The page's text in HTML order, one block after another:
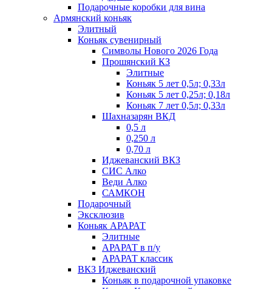
Подарочные коробки для вина
Армянский коньяк
Элитный
Коньяк сувенирный
Символы Нового 2026 Года
Прошянский КЗ
Элитные
Коньяк 5 лет 0,5л; 0,33л
Коньяк 5 лет 0,25л; 0,18л
Коньяк 7 лет 0,5л; 0,33л
Шахназарян ВКД
0,5 л
0,250 л
0,70 л
Иджеванский ВКЗ
СИС Алко
Веди Алко
САМКОН
Подарочный
Эксклюзив
Коньяк АРАРАТ
Элитные
АРАРАТ в п/у
АРАРАТ классик
ВКЗ Иджеванский
Коньяк в подарочной упаковке